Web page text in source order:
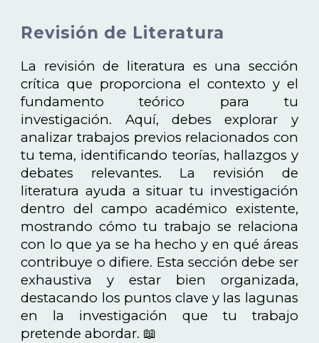
Revisión de Literatura
La revisión de literatura es una sección
crítica que proporciona el contexto y el
fundamento teórico para tu
investigación. Aquí, debes explorar y
analizar trabajos previos relacionados con
tu tema, identificando teorías, hallazgos y
debates relevantes. La revisión de
literatura ayuda a situar tu investigación
dentro del campo académico existente,
mostrando cómo tu trabajo se relaciona
con lo que ya se ha hecho y en qué áreas
contribuye o difiere. Esta sección debe ser
exhaustiva y estar bien organizada,
destacando los puntos clave y las lagunas
en la investigación que tu trabajo
pretende abordar. 📖